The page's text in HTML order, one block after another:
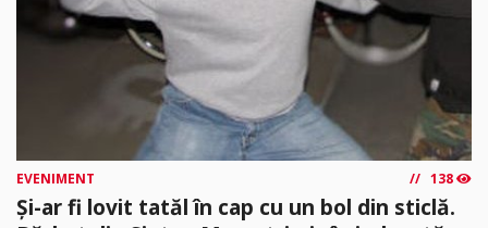
EVENIMENT 138
Și-ar fi lovit tatăl în cap cu un bol din sticlă.